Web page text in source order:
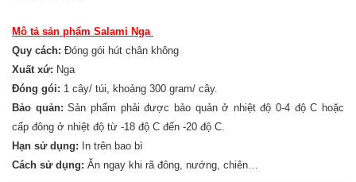
Mô tả sản phẩm Salami Nga
Quy cách: Đóng gói hút chân không
Xuất xứ: Nga
Đóng gói: 1 cây/ túi, khoảng 300 gram/ cây.
Bảo quản:Sản phẩm phải được bảo quản ở nhiệt độ 0-4 độ C hoặc
cấp đông ở nhiệt độ từ -18 độ C đến -20 độ C.
Hạn sử dụng: In trên bao bì
Cách sử dụng: Ăn ngay khi rã đông, nướng, chiên…